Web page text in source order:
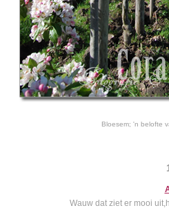
Bloesem; 'n belofte
Wauw dat ziet er mooi